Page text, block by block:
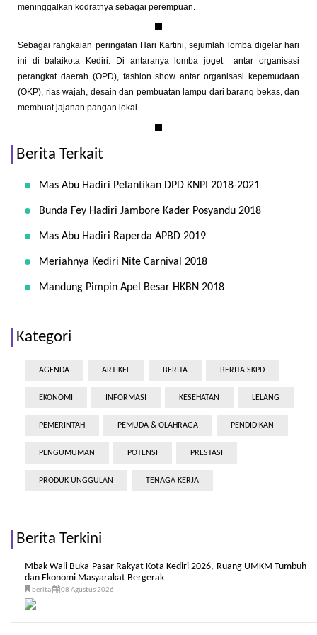
meninggalkan kodratnya sebagai perempuan.
Sebagai rangkaian peringatan Hari Kartini, sejumlah lomba digelar hari
ini di balaikota Kediri. Di antaranya lomba joget antar organisasi
perangkat daerah (OPD), fashion show antar organisasi kepemudaan
(OKP), rias wajah, desain dan pembuatan lampu dari barang bekas, dan
membuat jajanan pangan lokal.
Berita Terkait
Mas Abu Hadiri Pelantikan DPD KNPI 2018-2021
Bunda Fey Hadiri Jambore Kader Posyandu 2018
Mas Abu Hadiri Raperda APBD 2019
Meriahnya Kediri Nite Carnival 2018
Mandung Pimpin Apel Besar HKBN 2018
Kategori
AGENDA ARTIKEL BERITA BERITA SKPD
EKONOMI INFORMASI KESEHATAN LELANG
PEMERINTAH PEMUDA & OLAHRAGA PENDIDIKAN
PENGUMUMAN POTENSI PRESTASI
PRODUK UNGGULAN TENAGA KERJA
Berita Terkini
Mbak Wali Buka Pasar Rakyat Kota Kediri 2026, Ruang UMKM Tumbuh
dan Ekonomi Masyarakat Bergerak
berita 08 Agustus 2026